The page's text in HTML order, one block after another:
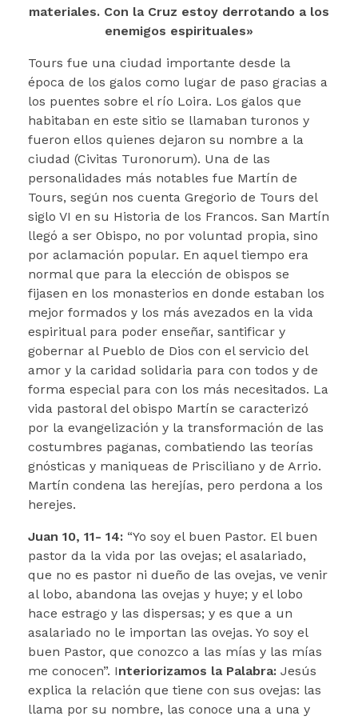
materiales. Con la Cruz estoy derrotando a los
enemigos espirituales»
Tours fue una ciudad importante desde la
época de los galos como lugar de paso gracias a
los puentes sobre el río Loira. Los galos que
habitaban en este sitio se llamaban turonos y
fueron ellos quienes dejaron su nombre a la
ciudad (Civitas Turonorum). Una de las
personalidades más notables fue Martín de
Tours, según nos cuenta Gregorio de Tours del
siglo VI en su Historia de los Francos. San Martín
llegó a ser Obispo, no por voluntad propia, sino
por aclamación popular. En aquel tiempo era
normal que para la elección de obispos se
fijasen en los monasterios en donde estaban los
mejor formados y los más avezados en la vida
espiritual para poder enseñar, santificar y
gobernar al Pueblo de Dios con el servicio del
amor y la caridad solidaria para con todos y de
forma especial para con los más necesitados. La
vida pastoral del obispo Martín se caracterizó
por la evangelización y la transformación de las
costumbres paganas, combatiendo las teorías
gnósticas y maniqueas de Prisciliano y de Arrio.
Martín condena las herejías, pero perdona a los
herejes.
Juan 10, 11- 14: “Yo soy el buen Pastor. El buen
pastor da la vida por las ovejas; el asalariado,
que no es pastor ni dueño de las ovejas, ve venir
al lobo, abandona las ovejas y huye; y el lobo
hace estrago y las dispersas; y es que a un
asalariado no le importan las ovejas. Yo soy el
buen Pastor, que conozco a las mías y las mías
me conocen”. Interiorizamos la Palabra: Jesús
explica la relación que tiene con sus ovejas: las
llama por su nombre, las conoce una a una y